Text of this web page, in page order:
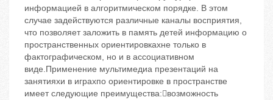
информацией в алгоритмическом порядке. В этом
случае задействуются различные каналы восприятия,
что позволяет заложить в память детей информацию о
пространственных ориентировкахне только в
фактографическом, но и в ассоциативном
виде.Применение мультимедиа презентаций на
занятияхи в играхпо ориентировке в пространстве
имеет следующие преимущества:возможность